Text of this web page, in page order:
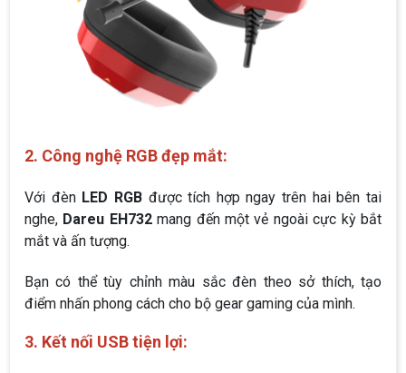
2. Công nghệ RGB đẹp mắt:
Với đèn LED RGBđược tích hợp ngay trên hai bên tai
nghe, Dareu EH732mang đến một vẻ ngoài cực kỳ bắt
mắt và ấn tượng.
Bạn có thể tùy chỉnh màu sắc đèn theo sở thích, tạo
điểm nhấn phong cách cho bộ gear gaming của mình.
3. Kết nối USB tiện lợi: